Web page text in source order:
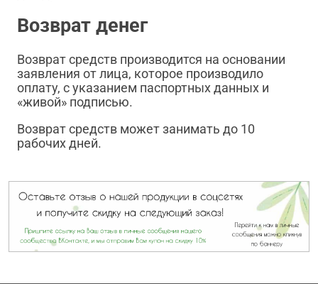
Возврат денег
Возврат средств производится на основании
заявления от лица, которое производило
оплату, с указанием паспортных данных и
«живой» подписью.
Возврат средств может занимать до 10
рабочих дней.